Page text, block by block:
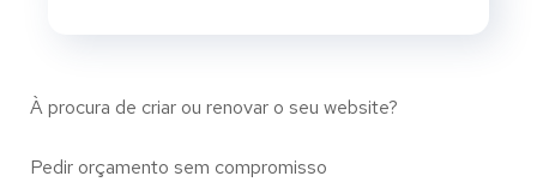
À procura de criar ou renovar o seu website?
Pedir orçamento sem compromisso